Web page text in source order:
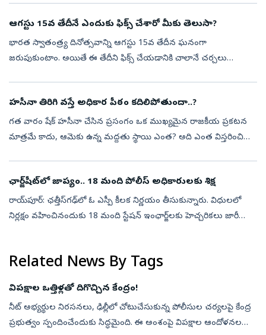
ఆగస్టు 15వ తేదీనే ఎందుకు ఫిక్స్‌ చేశారో మీకు తెలుసా?
భారత స్వాతంత్ర్య దినోత్సవాన్ని ఆగస్టు 15వ తేదీన ఘనంగా
జరుపుకుంటాం. అయితే ఈ తేదీని ఫిక్స్‌ చేయడానికి చాలానే చర్చలు
హసీనా తిరిగి వస్తే అధికార పీఠం కదిలిపోతుందా..?
గత వారం షేక్ హసీనా చేసిన ప్రసంగం ఒక ముఖ్యమైన రాజకీయ ప్రకటన
మాత్రమే కాదు, ఆమెకు ఉన్న మద్దతు స్థాయి ఎంత? అది ఎంత విస్తరించి
ఛార్జ్‌షీట్‌లో జాప్యం.. 18 మంది పోలీస్‌ అధికారులకు శిక్ష
రాయ్‌పూర్‌: ఛత్తీస్‌గఢ్‌లో ఓ ఎస్పీ కీలక నిర్ణయం తీసుకున్నారు. విధులలో
నిర్లక్షం వహించినందుకు 18 మంది స్టేషన్‌ ఇంఛార్జ్‌లకు హెచ్చరికలు జారీ
Related News By Tags
విపక్షాల ఒత్తిళ్లతో దిగొచ్చిన కేంద్రం!
నీట్‌ అభ్యర్థుల నిరసనలు, ఢిల్లీలో చోటుచేసుకున్న పోలీసుల చర్యలపై కేంద్ర
ప్రభుత్వం స్పందించేందుకు సిద్ధమైంది. ఈ అంశంపై విపక్షాల ఆందోళనల